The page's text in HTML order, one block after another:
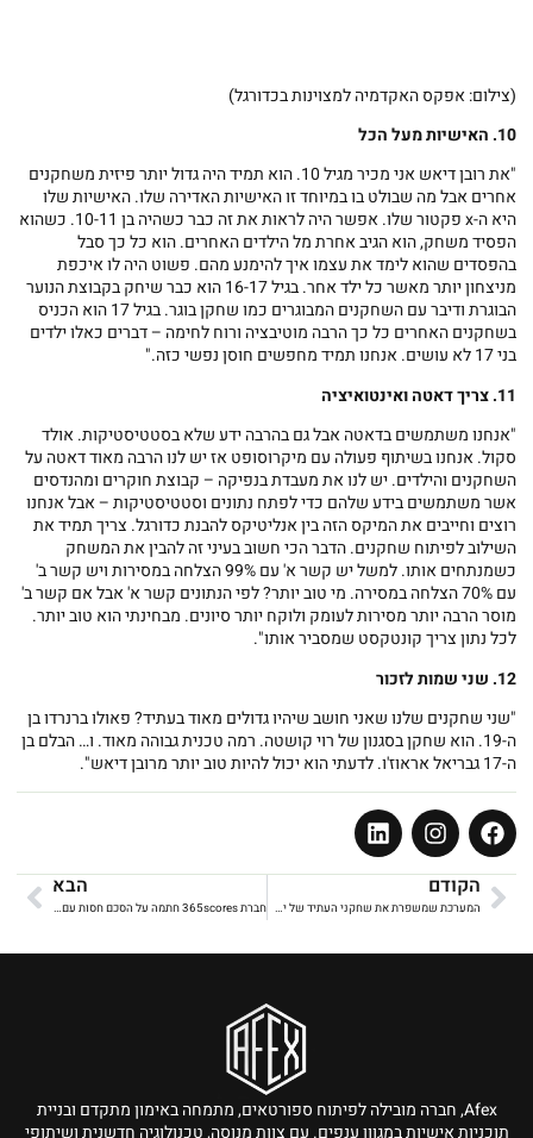
(צילום: אפקס האקדמיה למצוינות בכדורגל)
10. האישיות מעל הכל
"את רובן דיאש אני מכיר מגיל 10. הוא תמיד היה גדול יותר פיזית משחקנים
אחרים אבל מה שבולט בו במיוחד זו האישיות האדירה שלו. האישיות שלו
היא ה-x פקטור שלו. אפשר היה לראות את זה כבר כשהיה בן 10-11. כשהוא
הפסיד משחק, הוא הגיב אחרת מל הילדים האחרים. הוא כל כך סבל
בהפסדים שהוא לימד את עצמו איך להימנע מהם. פשוט היה לו איכפת
מניצחון יותר מאשר כל ילד אחר. בגיל 16-17 הוא כבר שיחק בקבוצת הנוער
הבוגרת ודיבר עם השחקנים המבוגרים כמו שחקן בוגר. בגיל 17 הוא הכניס
בשחקנים האחרים כל כך הרבה מוטיבציה ורוח לחימה – דברים כאלו ילדים
בני 17 לא עושים. אנחנו תמיד מחפשים חוסן נפשי כזה."
11. צריך דאטה ואינטואיציה
"אנחנו משתמשים בדאטה אבל גם בהרבה ידע שלא בסטטיסטיקות. אולד
סקול. אנחנו בשיתוף פעולה עם מיקרוסופט אז יש לנו הרבה מאוד דאטה על
השחקנים והילדים. יש לנו את מעבדת בנפיקה – קבוצת חוקרים ומהנדסים
אשר משתמשים בידע שלהם כדי לפתח נתונים וסטטיסטיקות – אבל אנחנו
רוצים וחייבים את המיקס הזה בין אנליטיקס להבנת כדורגל. צריך תמיד את
השילוב לפיתוח שחקנים. הדבר הכי חשוב בעיני זה להבין את המשחק
כשמנתחים אותו. למשל יש קשר א' עם 99% הצלחה במסירות ויש קשר ב'
עם 70% הצלחה במסירה. מי טוב יותר? לפי הנתונים קשר א' אבל אם קשר ב'
מוסר הרבה יותר מסירות לעומק ולוקח יותר סיונים. מבחינתי הוא טוב יותר.
לכל נתון צריך קונטקסט שמסביר אותו".
12. שני שמות לזכור
"שני שחקנים שלנו שאני חושב שיהיו גדולים מאוד בעתיד? פאולו ברנרדו בן
ה-19. הוא שחקן בסגנון של רוי קושטה. רמה טכנית גבוהה מאוד. ו… הבלם בן
ה-17 גבריאל אראוז'ו. לדעתי הוא יכול להיות טוב יותר מרובן דיאש".
הקודם
המערכת שמשפרת את שחקני העתיד של ישראל
הבא
חברת 365scores חתמה על הסכם חסות עם Afex – האקדמיה למצוינות בכדורגל
Afex, חברה מובילה לפיתוח ספורטאים, מתמחה באימון מתקדם ובניית